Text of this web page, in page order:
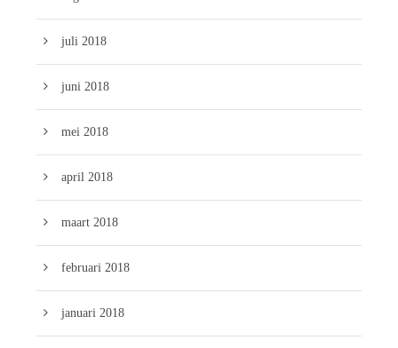
juli 2018
juni 2018
mei 2018
april 2018
maart 2018
februari 2018
januari 2018